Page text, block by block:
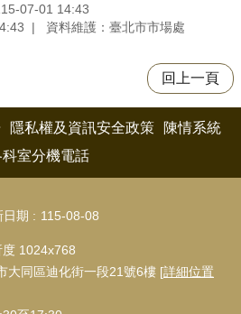
07-01 14:43
資料維護：臺北市市場處
回上一頁
隱私權及資訊安全政策
陳情系統
科室分機電話
日期 115-08-08
1024x768
大同區迪化街一段21號6樓 [詳細位置